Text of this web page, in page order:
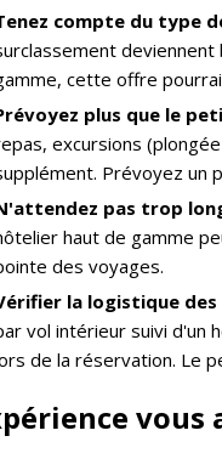
compte du type
deviennent
cette offre
plus que le
excursions
Prévoyez un
pas trop
haut de gamme
des voyages.
la logistique
vol intérieur suivi d'un
de la réservation. Le
vous